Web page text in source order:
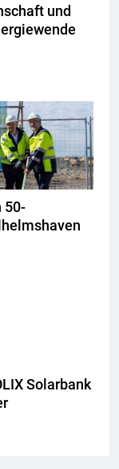
und
50-
Solarbank